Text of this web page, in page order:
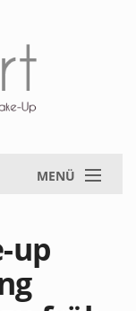
MENÜ
up